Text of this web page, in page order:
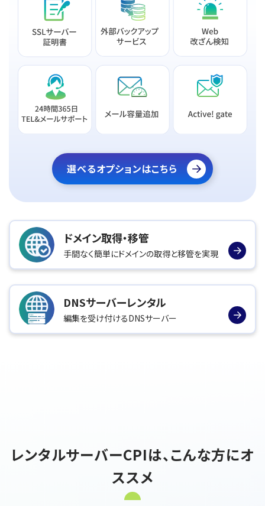
選べるオプションはこちら
ドメイン取得・移管
手間なく簡単にドメインの取得と移管を実現
DNSサーバーレンタル
編集を受け付けるDNSサーバー
レンタルサーバーCPIは、こんな方にオ
ススメ